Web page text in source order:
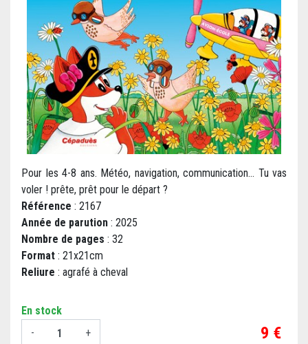
Pour les 4-8 ans. Météo, navigation, communication… Tu vas
voler ! prête, prêt pour le départ ?
Référence : 2167
Année de parution : 2025
Nombre de pages : 32
Format : 21x21cm
Reliure : agrafé à cheval
En stock
-
+ Prix
9 €